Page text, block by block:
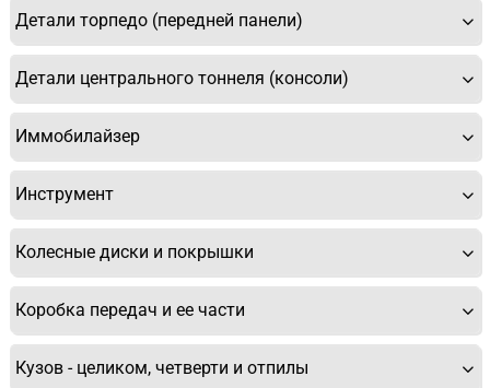
Детали торпедо (передней панели)
Детали центрального тоннеля (консоли)
Иммобилайзер
Инструмент
Колесные диски и покрышки
Коробка передач и ее части
Кузов - целиком, четверти и отпилы
У Вас возникли вопросы? Вы не
нашли нужную Вам деталь?
Заполните форму ниже и мы Вам перезвоним.
Спасибо, мне это не нужно!